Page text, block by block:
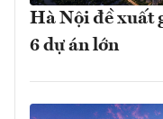
Hà Nội đề xuất
6 dự án lớn